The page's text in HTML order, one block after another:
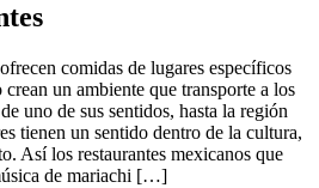
comidas de lugares específicos
un ambiente que transporte a los
uno de sus sentidos, hasta la región
tienen un sentido dentro de la cultura,
Así los restaurantes mexicanos que
de mariachi […]